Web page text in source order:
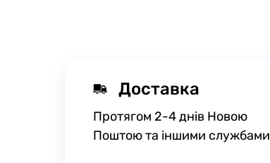
Доставка
Протягом 2-4 днів Новою
Поштою та іншими службами